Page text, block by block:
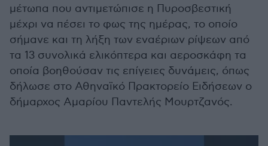
μέτωπα που αντιμετώπισε η Πυροσβεστική
μέχρι να πέσει το φως της ημέρας, το οποίο
σήμανε και τη λήξη των εναέριων ρίψεων από
τα 13 συνολικά ελικόπτερα και αεροσκάφη τα
οποία βοηθούσαν τις επίγειες δυνάμεις, όπως
δήλωσε στο Αθηναϊκό Πρακτορείο Ειδήσεων ο
δήμαρχος Αμαρίου Παντελής Μουρτζανός.